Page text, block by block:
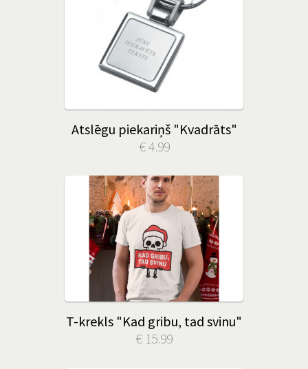
Atslēgu piekariņš "Kvadrāts"
€ 4.99
T-krekls "Kad gribu, tad svinu"
€ 15.99